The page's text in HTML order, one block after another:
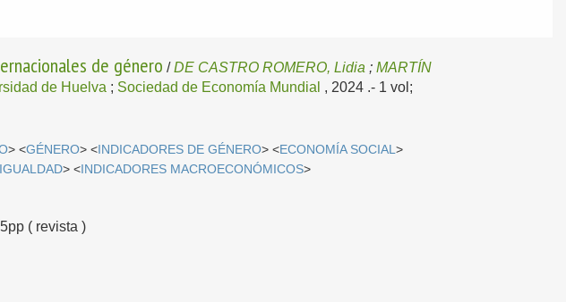
de género /DE CASTRO ROMERO, Lidia ;MARTÍN
de Huelva ; Sociedad de Economía Mundial , 2024 .- 1 vol;
> <GÉNERO> < INDICADORES DE GÉNERO> <ECONOMÍA SOCIAL>
> < INDICADORES MACROECONÓMICOS>
( revista )